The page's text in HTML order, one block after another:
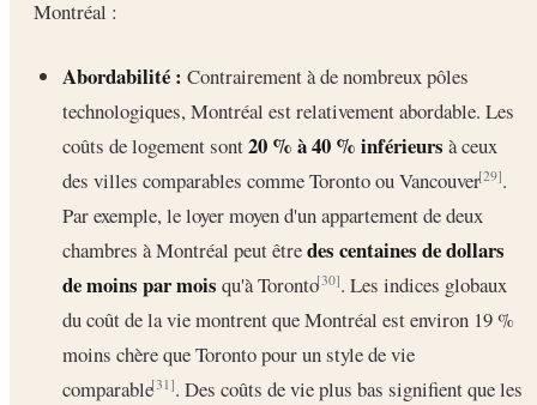
Montréal :
Abordabilité : Contrairement à de nombreux pôles
technologiques, Montréal est relativement abordable. Les
coûts de logement sont20 % à 40 % inférieurs à ceux
des villes comparables comme Toronto ou Vancouver[29].
Par exemple, le loyer moyen d'un appartement de deux
chambres à Montréal peut êtredes centaines de dollars
de moins par mois qu'à Toronto[30]. Les indices globaux
du coût de la vie montrent que Montréal est environ 19 %
moins chère que Toronto pour un style de vie
comparable[31]. Des coûts de vie plus bas signifient que les